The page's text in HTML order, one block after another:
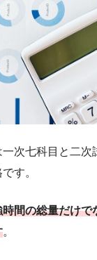
次七科目と二次
す。
時間の総量だけで
。